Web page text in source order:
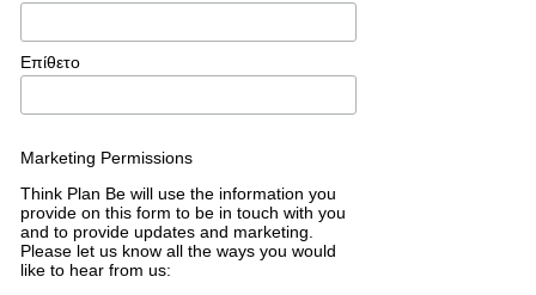
Επίθετο
Marketing Permissions
Think Plan Be will use the information you
provide on this form to be in touch with you
and to provide updates and marketing.
Please let us know all the ways you would
like to hear from us: